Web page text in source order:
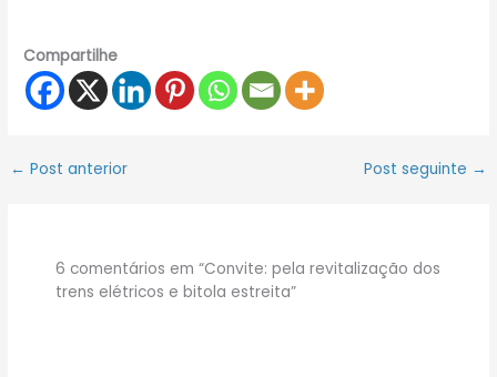
Compartilhe
← Post anterior Post seguinte →
6 comentários em “Convite: pela revitalização dos
trens elétricos e bitola estreita”